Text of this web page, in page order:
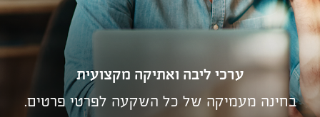
ערכי ליבה ואתיקה מקצועית
בחינה מעמיקה של כל השקעה לפרטי פרטים.